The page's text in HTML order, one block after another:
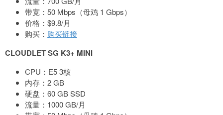
带宽：50 Mbps（母鸡 1 Gbps）
价格：$9.8/月
购买： 购买链接
CLOUDLET SG K3+ MINI
CPU：E5 3核
内存：2 GB
硬盘：60 GB SSD
流量：1000 GB/月